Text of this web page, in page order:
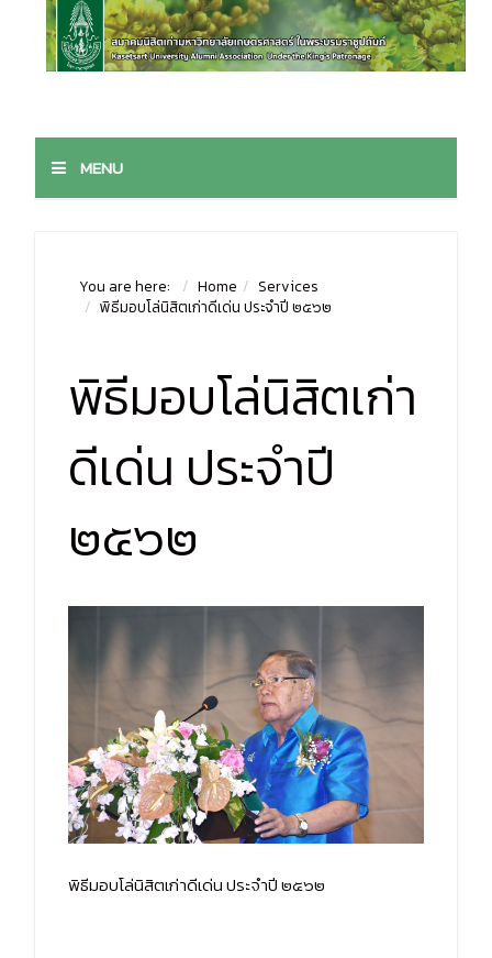
MENU
You are here: Home
Services
พิธีมอบโล่นิสิตเก่าดีเด่น ประจำปี ๒๕๖๒
พิธีมอบโล่นิสิตเก่า
ดีเด่น ประจำปี
๒๕๖๒
พิธีมอบโล่นิสิตเก่าดีเด่น ประจำปี ๒๕๖๒